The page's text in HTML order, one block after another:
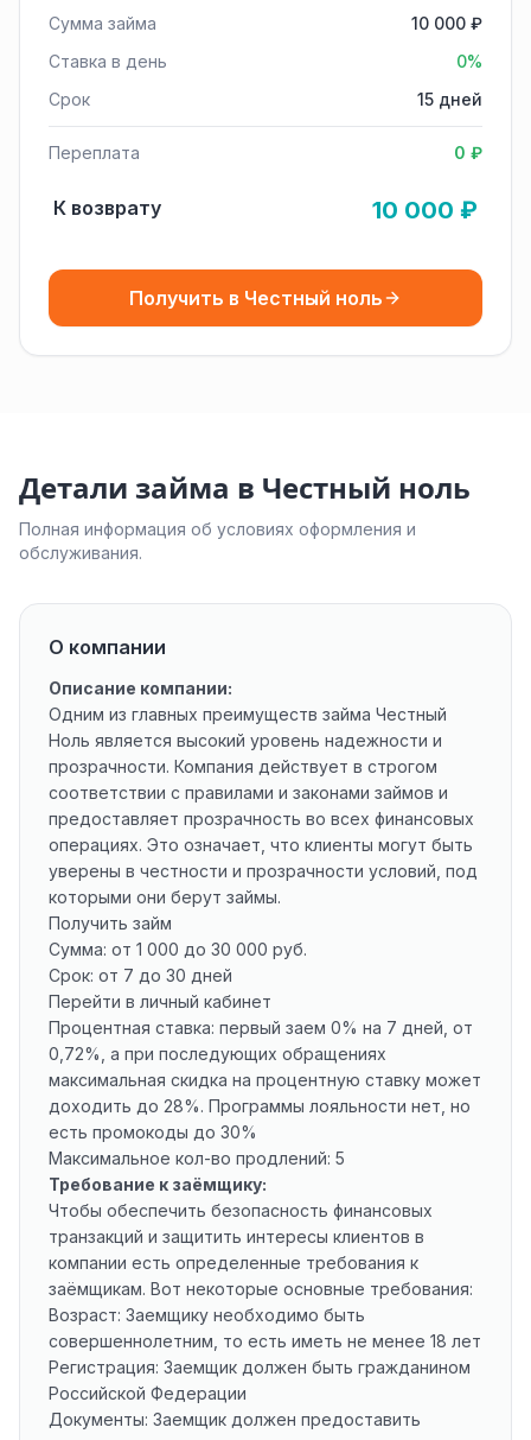
Сумма займа
10 000 ₽
Ставка в день
0%
Срок
15 дней
Переплата 0 ₽
К возврату 10 000 ₽
Получить в Честный ноль
Детали займа в Честный ноль
Полная информация об условиях оформления и
обслуживания.
О компании
Описание компании:
Одним из главных преимуществ займа Честный
Ноль является высокий уровень надежности и
прозрачности. Компания действует в строгом
соответствии с правилами и законами займов и
предоставляет прозрачность во всех финансовых
операциях. Это означает, что клиенты могут быть
уверены в честности и прозрачности условий, под
которыми они берут займы.
Получить займ
Сумма: от 1 000 до 30 000 руб.
Срок: от 7 до 30 дней
Перейти в личный кабинет
Процентная ставка: первый заем 0% на 7 дней, от
0,72%, а при последующих обращениях
максимальная скидка на процентную ставку может
доходить до 28%. Программы лояльности нет, но
есть промокоды до 30%
Максимальное кол-во продлений: 5
Требование к заёмщику:
Чтобы обеспечить безопасность финансовых
транзакций и защитить интересы клиентов в
компании есть определенные требования к
заёмщикам. Вот некоторые основные требования:
Возраст: Заемщику необходимо быть
совершеннолетним, то есть иметь не менее 18 лет
Регистрация: Заемщик должен быть гражданином
Российской Федерации
Документы: Заемщик должен предоставить